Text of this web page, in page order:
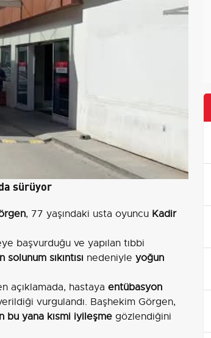
sürüyor
, 77 yaşındaki usta oyuncu Kadir
başvurduğu ve yapılan tıbbi
sıkıntısı nedeniyle yoğun
açıklamada, hastaya entübasyon
vurgulandı. Başhekim Görgen,
bu yana kısmi iyileşme gözlendiğini